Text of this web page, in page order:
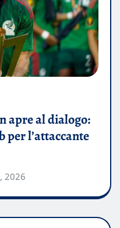
apre al dialogo:
l’attaccante
2026